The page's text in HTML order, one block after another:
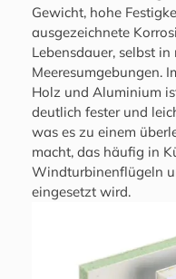
Gewicht, hohe
ausgezeichnete
Lebensdauer, selbst
Meeresumgebungen.
Holz und Aluminium
deutlich fester und
was es zu einem
macht, das häufig in
Windturbinenflügeln
eingesetzt wird.